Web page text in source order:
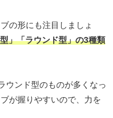
の形にも注目しましょ
」「ラウンド型」の3種類
ウンド型のものが多くなっ
が握りやすいので、力を